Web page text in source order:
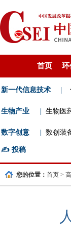
首页 环
新一代信息技术
生物产业 生物医
数字创意 数创装
✍️ 投稿
您的位置： 首页 >